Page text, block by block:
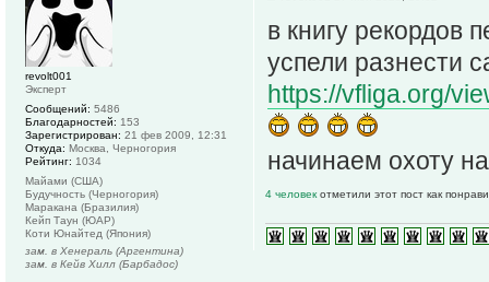
в книгу рекордов
успели разнести
https://vfliga.org/
начинаем охоту
4 человекотметили этот пост как
revolt001
Эксперт
Сообщений: 5486
Благодарностей: 153
Зарегистрирован: 21 фев 2009, 12:31
Откуда: Москва, Черногория
Рейтинг: 1034
Майами (США)
Будучность (Черногория)
Маракана (Бразилия)
Кейп Таун (ЮАР)
Коти Юнайтед (Япония)
зам. в Хенераль (Аргентина)
зам. в Кейв Хилл (Барбадос)